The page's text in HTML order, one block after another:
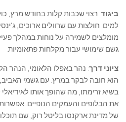
ביגוד: רצוי שכבות קלות בחודש מרץ,
למים. חולצות עם שרוולים ארוכים,
מומלצים לשמירה על נוחות במהלך
גשם שימושי עבור מקלחות פתאומיות.
ציוני דרך: נהר באפלו הלאומי, הנהר
הוא חובה לבקר במרץ. עם גשמי
בשיא זרימתו, מה שהופך אותו
את הבלופים והעמקים הנופיים.
של מדינת ארקנסו בליטל רוק, שם